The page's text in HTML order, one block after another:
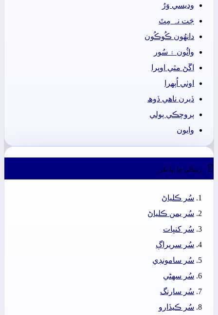
وديسي وَرُ
جَت نہ مِٽَ
دانھُون ڪُوڪُون
واٽُون ۽ سُور
اڱڻ مٿي اوپرا
اوٺي اُٻھرا
ڏيرن ناھي ڏوھ
ٻروچڪي ٻولي
وايون
 رسالي جا ٻيا سُر
سُر ڪلياڻ
سُر يمن ڪلياڻ
سُر کنڀات
سُر سريراڳ
سُر سامونڊي
سُر سھڻي
سُر سارنگ
سُر ڪيڏارو